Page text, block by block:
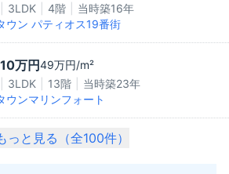
3LDK 4階 当時築16年
ウン パティオス19番街
万円49万円/m²
3LDK 13階 当時築23年
ウンマリンフォート
っと見る（全100件）